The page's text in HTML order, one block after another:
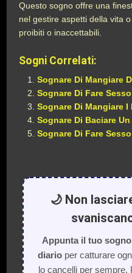
Questo sogno offre una
nel gestire aspetti della vita
proibiti o inaccettabili.
Sogni Correlati:
Sognare Di Mangiare
Sognare Di Fare
Sognare Di Mangiare I
Sognare Di Baciare Un
Sognare Di Fare
🌙 Non
Appunta il tuo
diarioper catturare
lo cancelli per sempre.